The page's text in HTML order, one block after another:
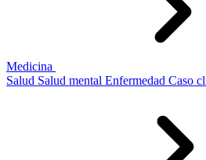
Medicina
Salud Salud mental Enfermedad Caso